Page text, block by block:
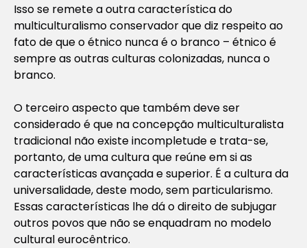
Isso se remete a outra característica do
multiculturalismo conservador que diz respeito ao
fato de que o étnico nunca é o branco – étnico é
sempre as outras culturas colonizadas, nunca o
branco.
O terceiro aspecto que também deve ser
considerado é que na concepção multiculturalista
tradicional não existe incompletude e trata-se,
portanto, de uma cultura que reúne em si as
características avançada e superior. É a cultura da
universalidade, deste modo, sem particularismo.
Essas características lhe dá o direito de subjugar
outros povos que não se enquadram no modelo
cultural eurocêntrico.